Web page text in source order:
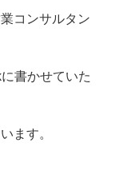
コンサルタン
書かせていた
ます。